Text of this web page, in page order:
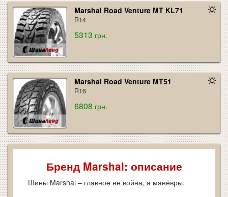
Marshal Road Venture MT KL71
R14
5313 грн.
Marshal Road Venture MT51
R16
6808 грн.
Бренд Marshal: описание
Шины Marshal – главное не война, а манёвры.